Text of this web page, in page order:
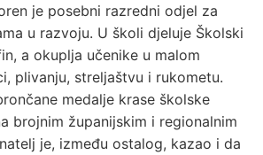
je posebni razredni odjel za
u razvoju. U školi djeluje Školski
a okuplja učenike u malom
plivanju, streljaštvu i rukometu.
medalje krase školske
brojnim županijskim i regionalnim
je, između ostalog, kazao i da